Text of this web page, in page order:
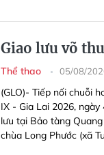
Giao lưu võ
Thể thao 05/08/
(GLO)- Tiếp nối chuỗi
IX - Gia Lai 2026,
lưu tại Bảo tàng
chùa Long Phước (xã